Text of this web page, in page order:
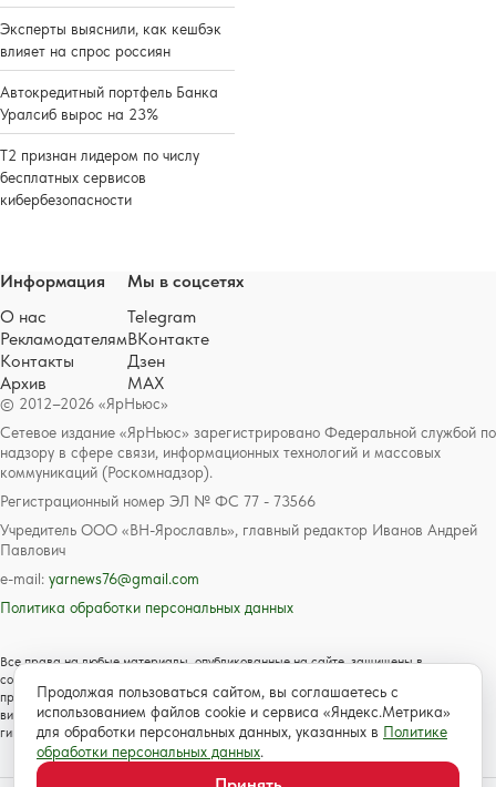
Эксперты выяснили, как кешбэк
влияет на спрос россиян
Автокредитный портфель Банка
Уралсиб вырос на 23%
Т2 признан лидером по числу
бесплатных сервисов
кибербезопасности
© 2012–2026 «ЯрНьюс»
Сетевое издание «ЯрНьюс» зарегистрировано Федеральной службой по
надзору в сфере связи, информационных технологий и массовых
коммуникаций (Роскомнадзор).
Регистрационный номер ЭЛ № ФС 77 - 73566
Учредитель ООО «ВН-Ярославль», главный редактор Иванов Андрей
Павлович
e-mail: yarnews76@gmail.com
Политика обработки персональных данных
Все права на любые материалы, опубликованные на сайте, защищены в
соответствии с российским и международным законодательством об авторском
праве и смежных правах. Любое использование текстовых, фото, аудио и
видеоматериалов возможно только с согласия правообладателя с обязательной
гиперссылкой на сайт https://www.yarnews.net; Для детей старше 16 лет.
Информация
О нас
Рекламодателям
Контакты
Архив
Мы в соцсетях
Telegram
ВКонтакте
Дзен
MAX
Продолжая пользоваться сайтом, вы соглашаетесь с
использованием файлов cookie и сервиса «Яндекс.Метрика»
для обработки персональных данных, указанных в Политике
обработки персональных данных.